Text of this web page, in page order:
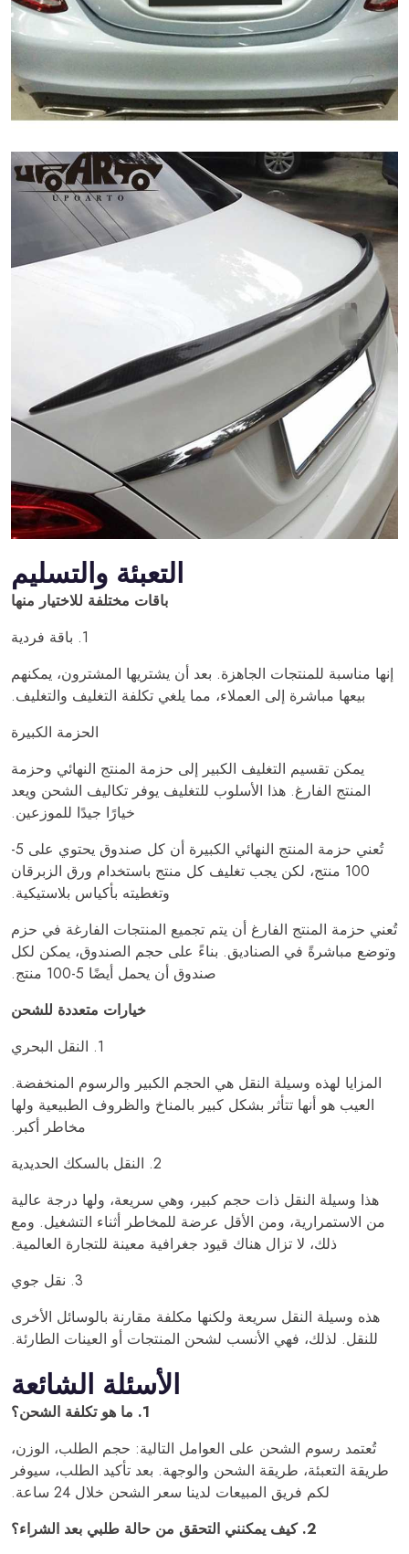
التعبئة والتسليم
باقات مختلفة للاختيار منها
1. باقة فردية
إنها مناسبة للمنتجات الجاهزة. بعد أن يشتريها المشترون، يمكنهم
بيعها مباشرة إلى العملاء، مما يلغي تكلفة التغليف والتغليف.
الحزمة الكبيرة
يمكن تقسيم التغليف الكبير إلى حزمة المنتج النهائي وحزمة
المنتج الفارغ. هذا الأسلوب للتغليف يوفر تكاليف الشحن ويعد
خيارًا جيدًا للموزعين.
تُعني حزمة المنتج النهائي الكبيرة أن كل صندوق يحتوي على 5-
100 منتج، لكن يجب تغليف كل منتج باستخدام ورق الزبرقان
وتغطيته بأكياس بلاستيكية.
تُعني حزمة المنتج الفارغ أن يتم تجميع المنتجات الفارغة في حزم
وتوضع مباشرةً في الصناديق. بناءً على حجم الصندوق، يمكن لكل
صندوق أن يحمل أيضًا 5-100 منتج.
خيارات متعددة للشحن
1. النقل البحري
المزايا لهذه وسيلة النقل هي الحجم الكبير والرسوم المنخفضة.
العيب هو أنها تتأثر بشكل كبير بالمناخ والظروف الطبيعية ولها
مخاطر أكبر.
2. النقل بالسكك الحديدية
هذا وسيلة النقل ذات حجم كبير، وهي سريعة، ولها درجة عالية
من الاستمرارية، ومن الأقل عرضة للمخاطر أثناء التشغيل. ومع
ذلك، لا تزال هناك قيود جغرافية معينة للتجارة العالمية.
3. نقل جوي
هذه وسيلة النقل سريعة ولكنها مكلفة مقارنة بالوسائل الأخرى
للنقل. لذلك، فهي الأنسب لشحن المنتجات أو العينات الطارئة.
الأسئلة الشائعة
1. ما هو تكلفة الشحن؟
تُعتمد رسوم الشحن على العوامل التالية: حجم الطلب، الوزن،
طريقة التعبئة، طريقة الشحن والوجهة. بعد تأكيد الطلب، سيوفر
لكم فريق المبيعات لدينا سعر الشحن خلال 24 ساعة.
2. كيف يمكنني التحقق من حالة طلبي بعد الشراء؟